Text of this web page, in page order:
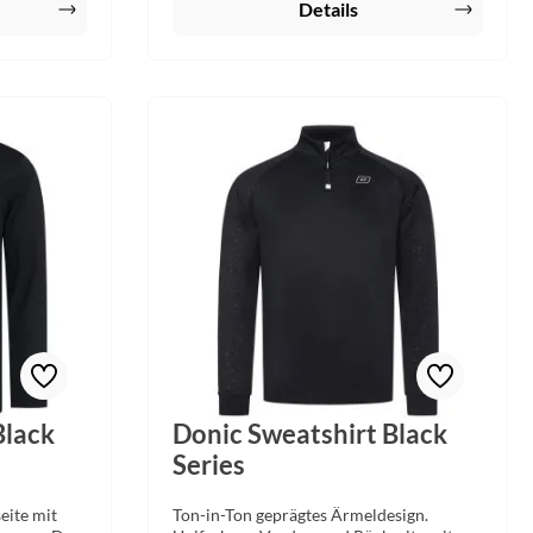
Details
mit
Donic Sweatshirt Black
Series
Ton-in-Ton geprägtes Ärmeldesign.